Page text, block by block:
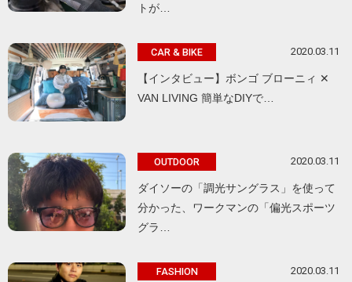
トが…
CAR & BIKE 2020.03.11
【インタビュー】ボンゴ ブローニィ ✕
VAN LIVING 簡単なDIYで…
OUTDOOR 2020.03.11
ダイソーの「調光サングラス」を使って
分かった、ワークマンの「偏光スポーツ
グラ…
FASHION 2020.03.11